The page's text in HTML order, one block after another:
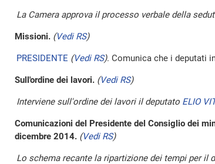
La Camera approva il processo verbale della
Missioni. (Vedi RS)
PRESIDENTE (Vedi RS). Comunica che i deputati
Sull'ordine dei lavori. (Vedi RS)
Interviene sull'ordine dei lavori il deputato ELIO
Comunicazioni del Presidente del Consiglio dei
dicembre 2014. (Vedi RS)
Lo schema recante la ripartizione dei tempi per il